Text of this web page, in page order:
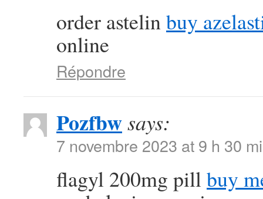
order astelinbuy
online
Répondre
Pozfbwsays:
7 novembre 2023 at 9 h 30
flagyl 200mg pillbuy